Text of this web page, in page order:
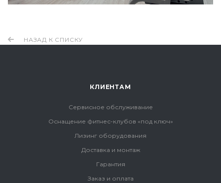
НАЗАД К СПИСКУ
КЛИЕНТАМ
Сервисное обслуживание
Оснащение фитнес-клубов «под ключ»
Лизинг оборудования
Доставка и монтаж
Гарантия
Заказ и оплата